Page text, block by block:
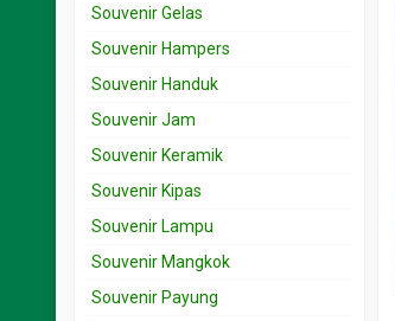
Souvenir Gelas
Souvenir Hampers
Souvenir Handuk
Souvenir Jam
Souvenir Keramik
Souvenir Kipas
Souvenir Lampu
Souvenir Mangkok
Souvenir Payung